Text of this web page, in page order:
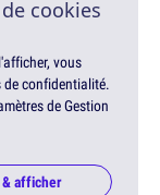
cookies
vous
de confidentialité.
de Gestion
afficher